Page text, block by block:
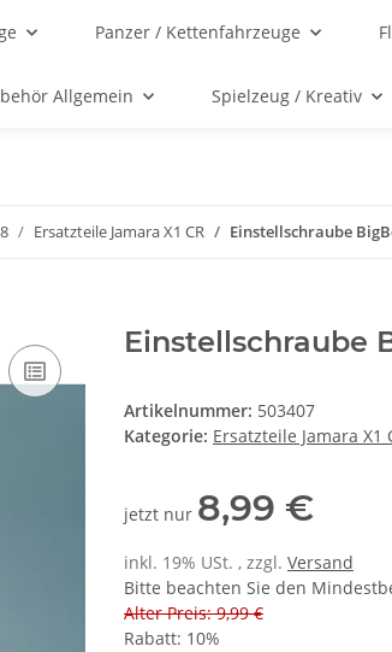
Panzer / Kettenfahrzeuge
Allgemein Spielzeug / Kreativ
Ersatzteile Jamara X1 CR Einstellschraube
Einstellschraube
Artikelnummer: 503407
Kategorie: Ersatzteile Jamara X1
jetzt nur 8,99 €
inkl. 19% USt. , zzgl. Versand
Bitte beachten Sie den
Alter Preis: 9,99 €
Rabatt: 10%